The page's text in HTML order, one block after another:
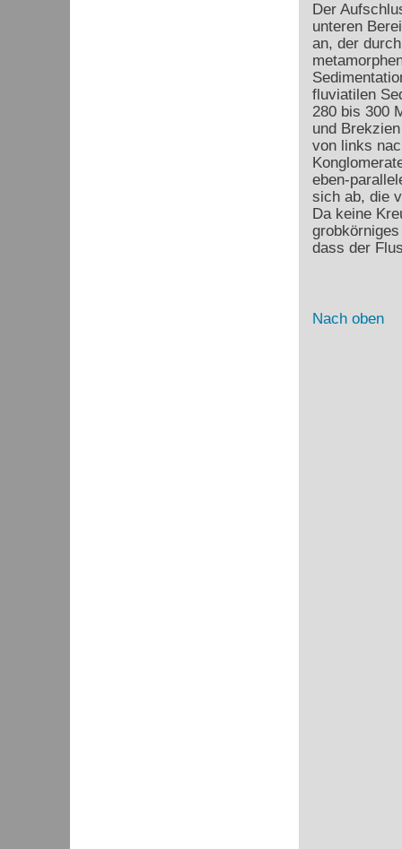
Der
unteren
an, der
fluviatilen
280 bis 300
und
von links
eben-
sich ab, die
Da keine
dass der
Nach oben